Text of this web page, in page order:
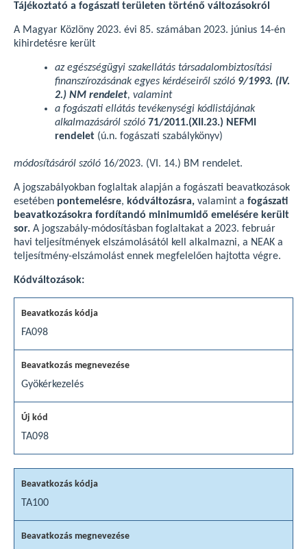
Tájékoztató a fogászati területen történő változásokról
A Magyar Közlöny 2023. évi 85. számában 2023. június 14-én
kihirdetésre került
az egészségügyi szakellátás társadalombiztosítási
finanszírozásának egyes kérdéseiről szóló 9/1993. (IV.
2.) NM rendelet, valamint
a fogászati ellátás tevékenységi kódlistájának
alkalmazásáról szóló 71/2011.(XII.23.) NEFMI
rendelet (ú.n. fogászati szabálykönyv)
módosításáról szóló 16/2023. (VI. 14.) BM rendelet.
A jogszabályokban foglaltak alapján a fogászati beavatkozások
esetében pontemelésre, kódváltozásra, valamint a fogászati
beavatkozásokra fordítandó minimumidő emelésére került
sor. A jogszabály-módosításban foglaltakat a 2023. február
havi teljesítmények elszámolásától kell alkalmazni, a NEAK a
teljesítmény-elszámolást ennek megfelelően hajtotta végre.
Kódváltozások:
FA098
Gyökérkezelés
TA098
TA100